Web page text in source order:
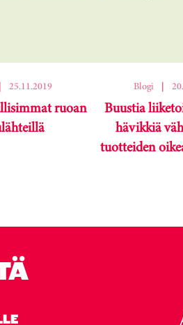
| 25.11.2019
ruoan
Blogi |
Buustia
hävikkiä
tuotteiden